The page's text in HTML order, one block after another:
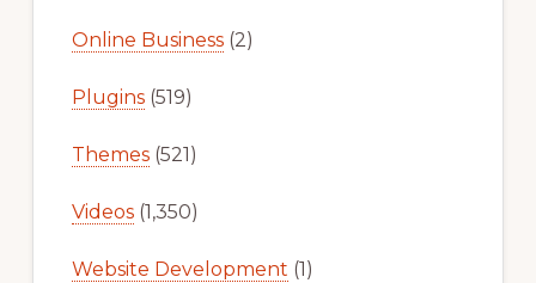
Online Business(2)
Plugins(519)
Themes(521)
Videos(1,350)
Website Development (1)